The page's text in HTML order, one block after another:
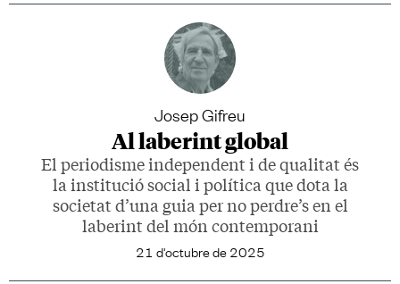
Josep Gifreu
Al laberint global
El periodisme independent i de qualitat és
la institució social i política que dota la
societat d’una guia per no perdre’s en el
laberint del món contemporani
21 d'octubre de 2025